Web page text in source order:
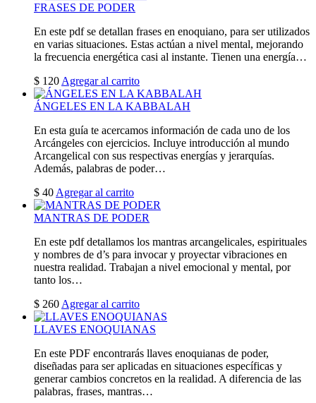
FRASES DE PODER
En este pdf se detallan frases en enoquiano, para ser utilizados
en varias situaciones. Estas actúan a nivel mental, mejorando
la frecuencia energética casi al instante. Tienen una energía…
$ 120 Agregar al carrito
ÁNGELES EN LA KABBALAH
En esta guía te acercamos información de cada uno de los
Arcángeles con ejercicios. Incluye introducción al mundo
Arcangelical con sus respectivas energías y jerarquías.
Además, palabras de poder…
$ 40 Agregar al carrito
MANTRAS DE PODER
En este pdf detallamos los mantras arcangelicales, espirituales
y nombres de d’s para invocar y proyectar vibraciones en
nuestra realidad. Trabajan a nivel emocional y mental, por
tanto los…
$ 260 Agregar al carrito
LLAVES ENOQUIANAS
En este PDF encontrarás llaves enoquianas de poder,
diseñadas para ser aplicadas en situaciones específicas y
generar cambios concretos en la realidad. A diferencia de las
palabras, frases, mantras…